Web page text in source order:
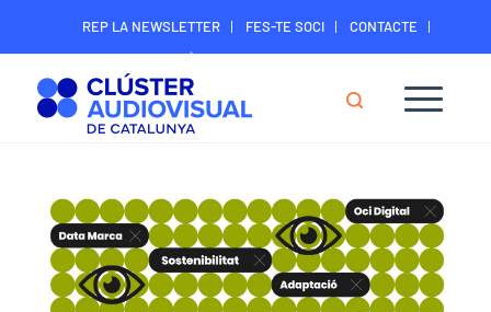
REP LA NEWSLETTER FES-TE SOCI
CONTACTE
ÀREA DIGITAL SOCIS